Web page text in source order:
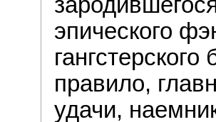
эпического
правило,
удачи,